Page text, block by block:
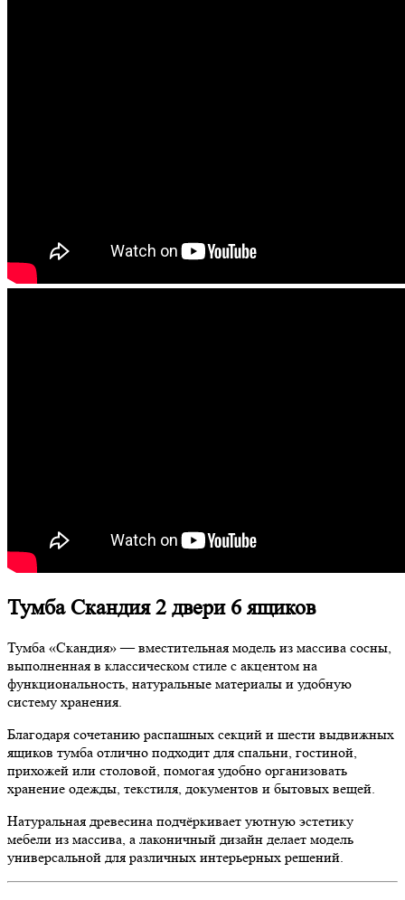
Тумба Скандия 2 двери 6 ящиков
Тумба «Скандия» — вместительная модель из массива сосны,
выполненная в классическом стиле с акцентом на
функциональность, натуральные материалы и удобную
систему хранения.
Благодаря сочетанию распашных секций и шести выдвижных
ящиков тумба отлично подходит для спальни, гостиной,
прихожей или столовой, помогая удобно организовать
хранение одежды, текстиля, документов и бытовых вещей.
Натуральная древесина подчёркивает уютную эстетику
мебели из массива, а лаконичный дизайн делает модель
универсальной для различных интерьерных решений.